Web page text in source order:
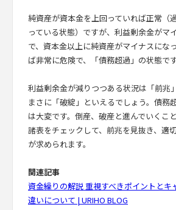
純資産が資本金を上回っていれば正常（
っている状態）ですが、利益剰余金がマ
で、資本金以上に純資産がマイナスにな
ば非常に危険で、「債務超過」の状態です
利益剰余金が減りつつある状況は「前兆
まさに「破綻」といえるでしょう。債務
は大変です。倒産、破産と進んでいくこ
諸表をチェックして、前兆を見抜き、適
が求められます。
関連記事
資金繰りの解説 重視すべきポイントとキ
違いについて | URIHO BLOG